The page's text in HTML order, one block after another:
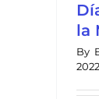
la
By
2022